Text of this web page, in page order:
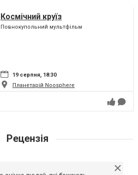
Космічний круїз
Повнокупольний мультфільм
19 серпня, 18:30
Планетарій Noosphere
Рецензія